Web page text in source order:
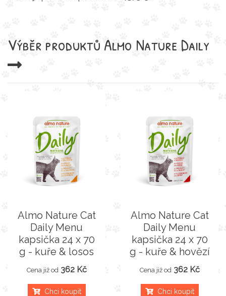
Výběr produktů Almo Nature Daily
Almo Nature Cat
Daily Menu
kapsička 24 x 70
g - kuře & losos
Cena již od 362 Kč
Chci koupit
Almo Nature Cat
Daily Menu
kapsička 24 x 70
g - kuře & hovězí
Cena již od 362 Kč
Chci koupit